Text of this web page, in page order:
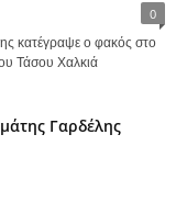
0
κατέγραψε ο φακός στο
Τάσου Χαλκιά
Γαρδέλης